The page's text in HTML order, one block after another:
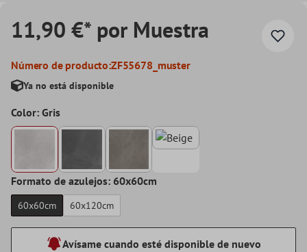
11,90 €* por Muestra
Número de producto:ZF55678_muster
Ya no está disponible
Color: Gris
Formato de azulejos: 60x60cm
60x60cm 60x120cm
Avísame cuando esté disponible de nuevo